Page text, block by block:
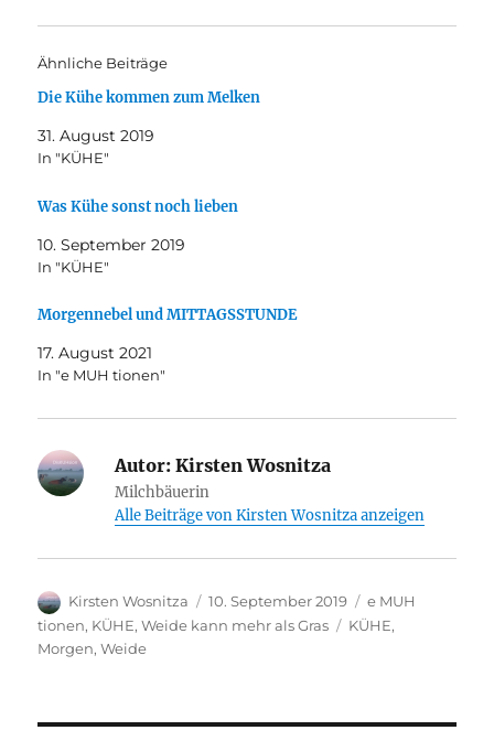
Ähnliche Beiträge
Die Kühe kommen zum Melken
31. August 2019
In "KÜHE"
Was Kühe sonst noch lieben
10. September 2019
In "KÜHE"
Morgennebel und MITTAGSSTUNDE
17. August 2021
In "e MUH tionen"
Autor: Kirsten Wosnitza
Milchbäuerin
Alle Beiträge von Kirsten Wosnitza anzeigen
Autor
Kirsten Wosnitza
Veröffentlicht
am
10. September 2019 Kategorien
e MUH
tionen, KÜHE,Weide kann mehr als Gras Schlagwörter
KÜHE,
Morgen,Weide